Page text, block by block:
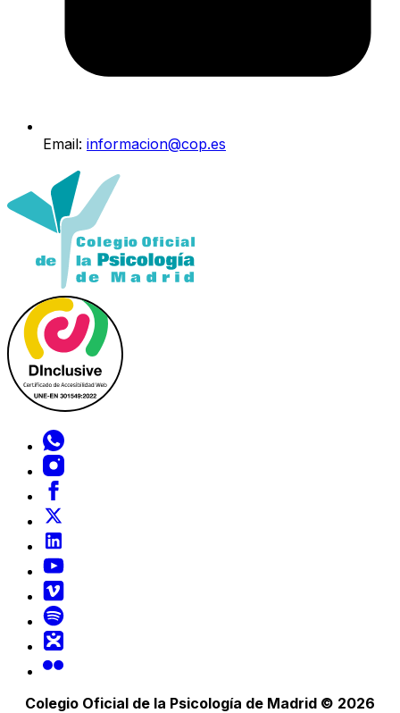
Email: informacion@cop.es
Colegio Oficial de la Psicología de Madrid © 2026